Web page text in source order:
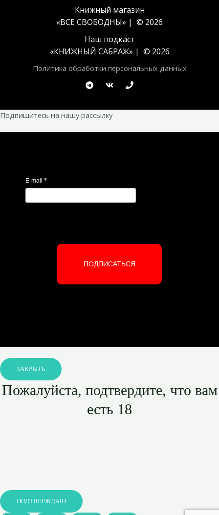
Книжный магазин
«ВСЕ СВОБОДНЫ» | © 2026
Наш подкаст
«КНИЖНЫЙ САБРАЖ» | © 2026
Политика обработки персональных данных
Подпишитесь на нашу рассылку
E-mail *
ПОДПИСАТЬСЯ
ЗАКРЫТЬ
Пожалуйста, подтвердите, что вам
есть 18
ПОДТВЕРЖДАЮ